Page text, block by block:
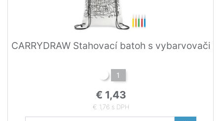
CARRYDRAW Stahovací batoh s vybarvovači
1
€ 1,43
€ 1,76 s DPH